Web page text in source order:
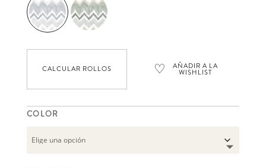
CALCULAR ROLLOS ♡ AÑADIR A LA
WISHLIST
COLOR